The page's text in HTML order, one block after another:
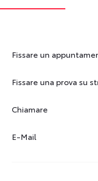
Fissare un
Fissare una prova su
Chiamare
E-Mail